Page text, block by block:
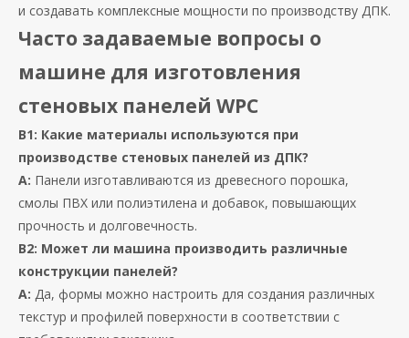
и создавать комплексные мощности по производству ДПК.
Часто задаваемые вопросы о
машине для изготовления
стеновых панелей WPC
В1: Какие материалы используются при
производстве стеновых панелей из ДПК?
А: Панели изготавливаются из древесного порошка,
смолы ПВХ или полиэтилена и добавок, повышающих
прочность и долговечность.
В2: Может ли машина производить различные
конструкции панелей?
А: Да, формы можно настроить для создания различных
текстур и профилей поверхности в соответствии с